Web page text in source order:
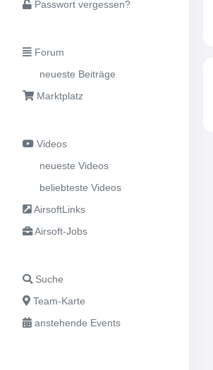
Passwort vergessen?
Forum
neueste Beiträge
Marktplatz
Videos
neueste Videos
beliebteste Videos
AirsoftLinks
Airsoft-Jobs
Suche
Team-Karte
anstehende Events